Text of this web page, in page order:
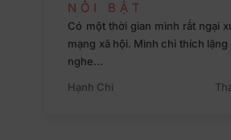
NỔI BẬT
Có một thời gian mình rất ngại
mạng xã hội. Mình chỉ thích lặng
nghe…
Hạnh Chi